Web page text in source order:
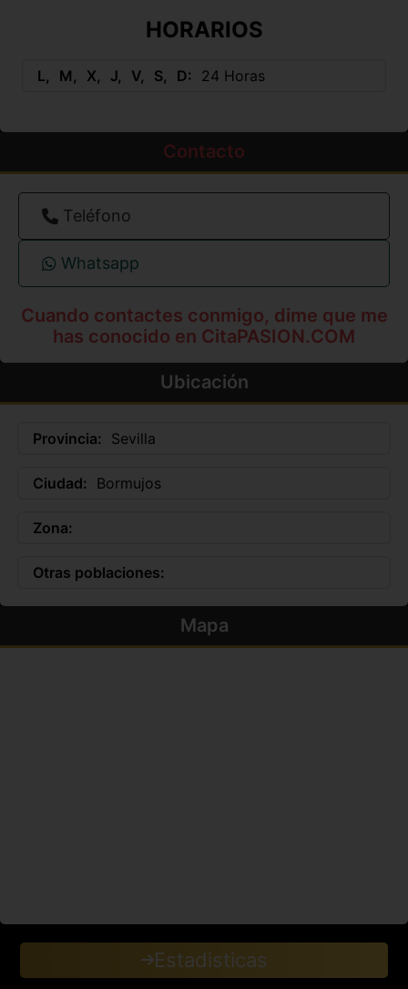
HORARIOS
L M X J V S D 24 Horas
Contacto
Teléfono
Whatsapp
Cuando contactes conmigo, dime que me
has conocido en CitaPASION.COM
Ubicación
Provincia: Sevilla
Ciudad: Bormujos
Zona:
Otras poblaciones:
Mapa
Estadisticas